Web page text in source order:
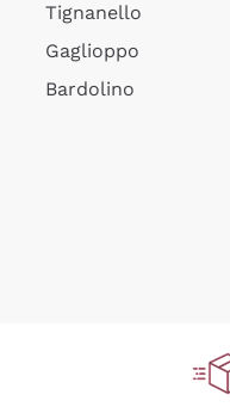
Tignanello
Gaglioppo
Bardolino